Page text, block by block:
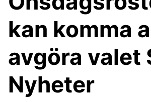
kan komma
avgöra valet
Nyheter